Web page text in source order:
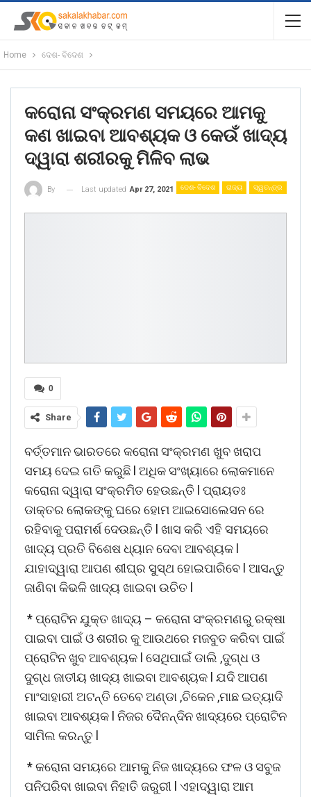
Home ଦେଶ- ବିଦେଶ
କରୋନା ସଂକ୍ରମଣ ସମୟରେ ଆମକୁ
କଣ ଖାଇବା ଆବଶ୍ୟକ ଓ କେଉଁ ଖାଦ୍ୟ
ଦ୍ୱାରା ଶରୀରକୁ ମିଳିବ ଲାଭ
ଦେଶ- ବିଦେଶ ରାଜ୍ୟ ସ୍ୱତନ୍ତ୍ର
By Last updated Apr 27, 2021
0
Share
ବର୍ତ୍ତମାନ ଭାରତରେ କରୋନା ସଂକ୍ରମଣ ଖୁବ ଖରାପ
ସମୟ ଦେଇ ଗତି କରୁଛି l ଅଧିକ ସଂଖ୍ୟାରେ ଲୋକମାନେ
କରୋନା ଦ୍ୱାରା ସଂକ୍ରମିତ ହେଉଛନ୍ତି l ପ୍ରାୟତଃ
ଡାକ୍ତର ଲୋକଙ୍କୁ ଘରେ ହୋମ ଆଇସୋଲେସନ ରେ
ରହିବାକୁ ପରାମର୍ଶ ଦେଉଛନ୍ତି l ଖାସ କରି ଏହି ସମୟରେ
ଖାଦ୍ୟ ପ୍ରତି ବିଶେଷ ଧ୍ୟାନ ଦେବା ଆବଶ୍ୟକ l
ଯାହାଦ୍ୱାରା ଆପଣ ଶୀଘ୍ର ସୁସ୍ଥ ହୋଇପାରିବେ l ଆସନ୍ତୁ
ଜାଣିବା କିଭଳି ଖାଦ୍ୟ ଖାଇବା ଉଚିତ l
* ପ୍ରୋଟିନ ଯୁକ୍ତ ଖାଦ୍ୟ – କରୋନା ସଂକ୍ରମଣରୁ ରକ୍ଷା
ପାଇବା ପାଇଁ ଓ ଶରୀର କୁ ଆଉଥରେ ମଜବୁତ କରିବା ପାଇଁ
ପ୍ରୋଟିନ ଖୁବ ଆବଶ୍ୟକ l ସେଥିପାଇଁ ଡାଲି ,ଦୁଗ୍ଧ ଓ
ଦୁଗ୍ଧ ଜାତୀୟ ଖାଦ୍ୟ ଖାଇବା ଆବଶ୍ୟକ l ଯଦି ଆପଣ
ମାଂସାହାରୀ ଅଟନ୍ତି ତେବେ ଅଣ୍ଡା ,ଚିକେନ ,ମାଛ ଇତ୍ୟାଦି
ଖାଇବା ଆବଶ୍ୟକ l ନିଜର ଦୈନନ୍ଦିନ ଖାଦ୍ୟରେ ପ୍ରୋଟିନ
ସାମିଲ କରନ୍ତୁ l
* କରୋନା ସମୟରେ ଆମକୁ ନିଜ ଖାଦ୍ୟରେ ଫଳ ଓ ସବୁଜ
ପନିପରିବା ଖାଇବା ନିହାତି ଜରୁରୀ l ଏହାଦ୍ୱାରା ଆମ